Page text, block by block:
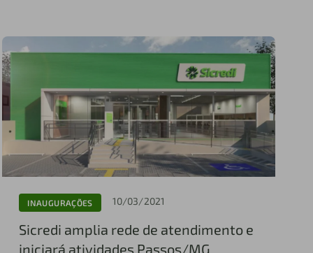
INAUGURAÇÕES 10/03/2021
Sicredi amplia rede de atendimento e
iniciará atividades Passos/MG